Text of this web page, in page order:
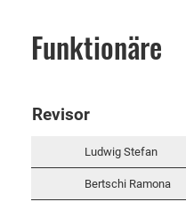
Funktionäre
Revisor
Ludwig Stefan
Bertschi Ramona